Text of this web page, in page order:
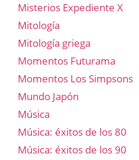
Misterios Expediente X
Mitología
Mitología griega
Momentos Futurama
Momentos Los Simpsons
Mundo Japón
Música
Música: éxitos de los 80
Música: éxitos de los 90